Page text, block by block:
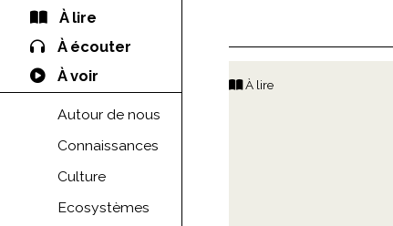
À lire
À écouter
À voir
Autour de nous
Connaissances
Culture
Ecosystèmes
À lire